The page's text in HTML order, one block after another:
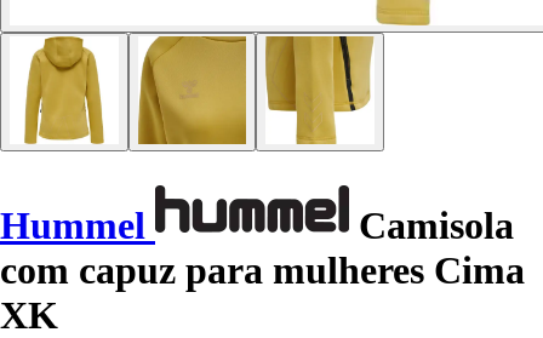
Hummel
Camisola
com capuz para mulheres Cima
XK